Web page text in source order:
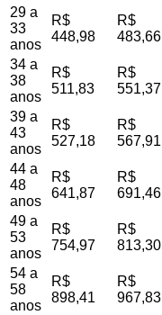
29 a
33
anos
R$
448,98
R$
483,66
34 a
38
anos
R$
511,83
R$
551,37
39 a
43
anos
R$
527,18
R$
567,91
44 a
48
anos
R$
641,87
R$
691,46
49 a
53
anos
R$
754,97
R$
813,30
54 a
58
anos
R$
898,41
R$
967,83